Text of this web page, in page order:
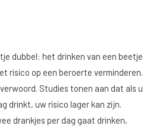
dubbel: het drinken van een beetje
risico op een beroerte verminderen.
Studies tonen aan dat als u
drinkt, uw risico lager kan zijn.
drankjes per dag gaat drinken,